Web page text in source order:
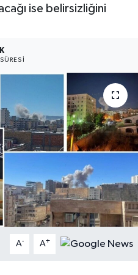
ise belirsizliğini
A- A+